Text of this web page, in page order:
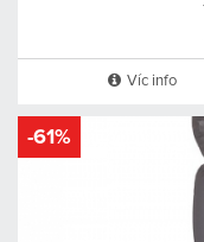
Víc info
-61%